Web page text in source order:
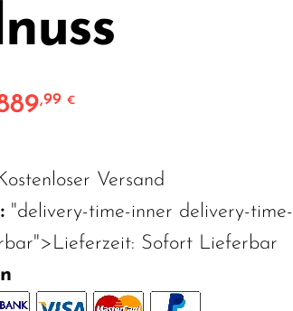
Preis war: 3.129,99 €
,99€
Versand
"delivery-time-inner delivery-time-
Sofort Lieferbar